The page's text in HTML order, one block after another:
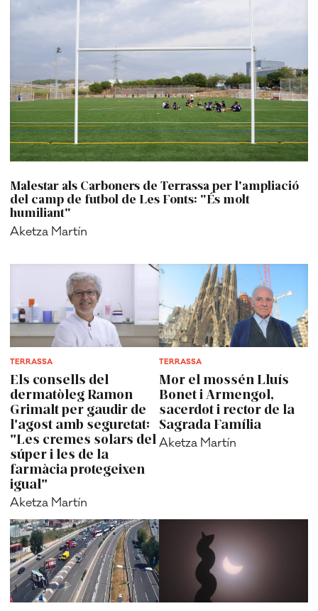
Malestar als Carboners de Terrassa per l'ampliació
del camp de futbol de Les Fonts: "És molt
humiliant"
Aketza Martín
TERRASSA
Els consells del
dermatòleg Ramon
Grimalt per gaudir de
l'agost amb seguretat:
"Les cremes solars del
súper i les de la
farmàcia protegeixen
igual"
Aketza Martín
TERRASSA
Mor el mossén Lluís
Bonet i Armengol,
sacerdot i rector de la
Sagrada Família
Aketza Martín